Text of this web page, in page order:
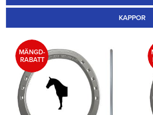
KAPPOR
Utan 5
MÄNGD-
RABATT